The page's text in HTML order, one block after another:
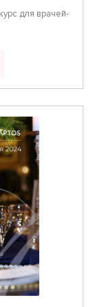
для врачей-